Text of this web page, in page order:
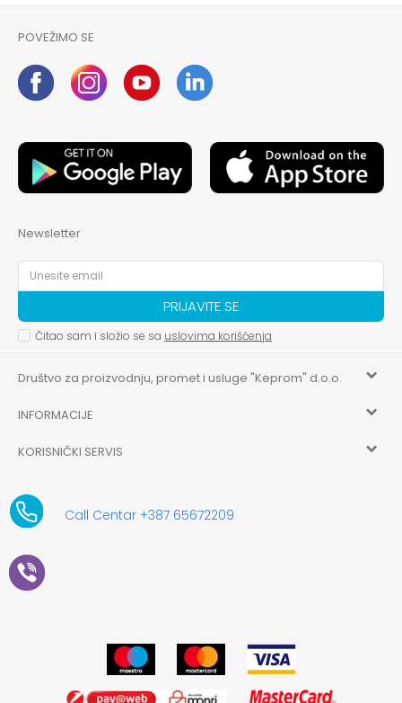
POVEŽIMO SE
Newsletter
PRIJAVITE SE
Čitao sam i složio se sa uslovima korišćenja
Društvo za proizvodnju, promet i usluge "Keprom" d.o.o.
HILANDARSKA 32, ISTOČNO NOVO SARAJEVO, ISTOČNO
aksaonlinebih@aksabih.ba
5514802214205743
61-01-0052-11
11079253
INFORMACIJE
Zaposlenje
Saradnja
KORISNIČKI SERVIS
Uslovi korišćenja i prodaje
Kako kupiti
Plaćanje karticama
Call Centar +387 65672209